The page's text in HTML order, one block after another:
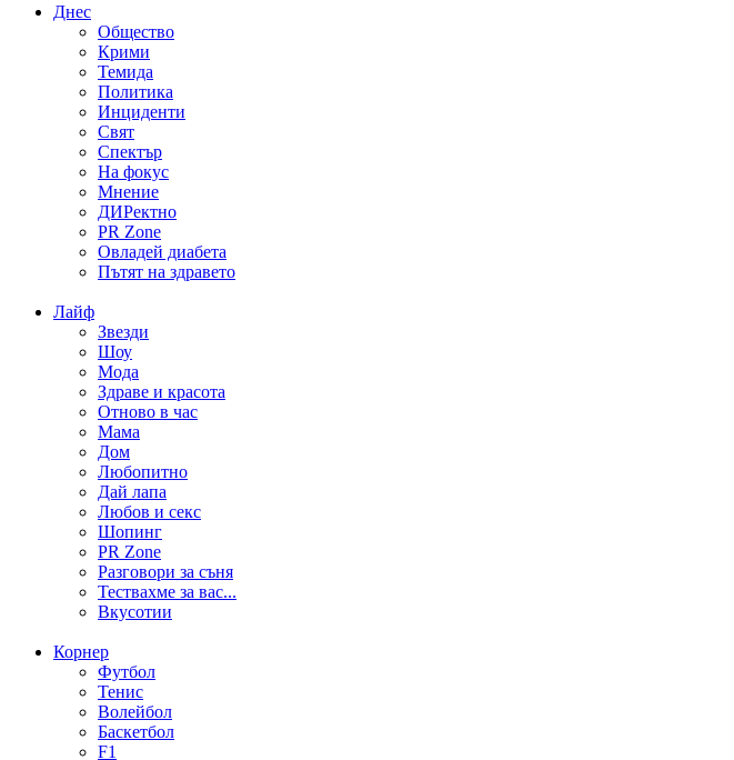
Днес
Общество
Крими
Темида
Политика
Инциденти
Свят
Спектър
На фокус
Мнение
ДИРектно
PR Zone
Овладей диабета
Пътят на здравето
Лайф
Звезди
Шоу
Мода
Здраве и красота
Отново в час
Мама
Дом
Любопитно
Дай лапа
Любов и секс
Шопинг
PR Zone
Разговори за съня
Тествахме за вас...
Вкусотии
Корнер
Футбол
Тенис
Волейбол
Баскетбол
F1